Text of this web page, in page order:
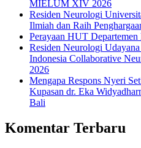
MIELUM XIV 2026
Residen Neurologi
Ilmiah dan Raih
Perayaan HUT
Residen Neurologi
Indonesia Collaborative
2026
Mengapa Respons Nyeri
Kupasan dr. Eka
Bali
Komentar Terbaru